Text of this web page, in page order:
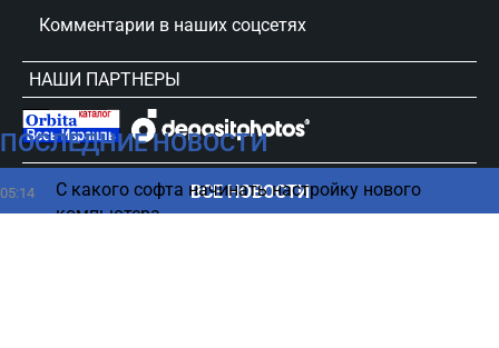
ПОСЛЕДНИЕ НОВОСТИ
05:14
С какого софта начинать настройку нового
компьютера
ВСЕ НОВОСТИ
Комментарии в наших соцсетях
НАШИ ПАРТНЕРЫ
сursorinfo.co.il © Все права защищены